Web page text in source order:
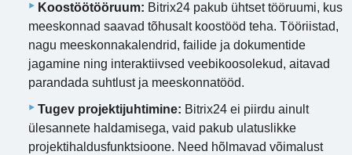
Koostöötööruum: Bitrix24 pakub ühtset tööruumi, kus
meeskonnad saavad tõhusalt koostööd teha. Tööriistad,
nagu meeskonnakalendrid, failide ja dokumentide
jagamine ning interaktiivsed veebikoosolekud, aitavad
parandada suhtlust ja meeskonnatööd.
Tugev projektijuhtimine: Bitrix24 ei piirdu ainult
ülesannete haldamisega, vaid pakub ulatuslikke
projektihaldusfunktsioone. Need hõlmavad võimalust